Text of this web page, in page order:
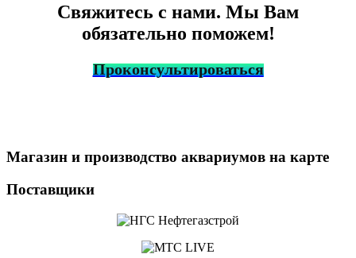
Свяжитесь с нами. Мы Вам
обязательно поможем!
Проконсультироваться
Магазин и производство аквариумов на карте
Поставщики